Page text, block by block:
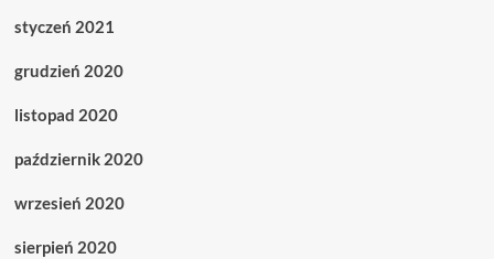
styczeń 2021
grudzień 2020
listopad 2020
październik 2020
wrzesień 2020
sierpień 2020